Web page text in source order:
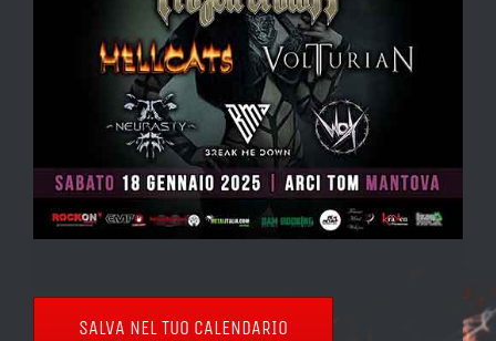
SALVA NEL TUO CALENDARIO